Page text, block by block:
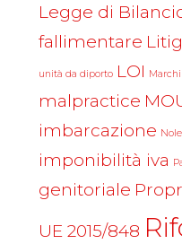
Legge di
fallimentare
unità da diporto LOI
malpractice
imbarcazione
imponibilità iva
genitoriale
UE 2015/848